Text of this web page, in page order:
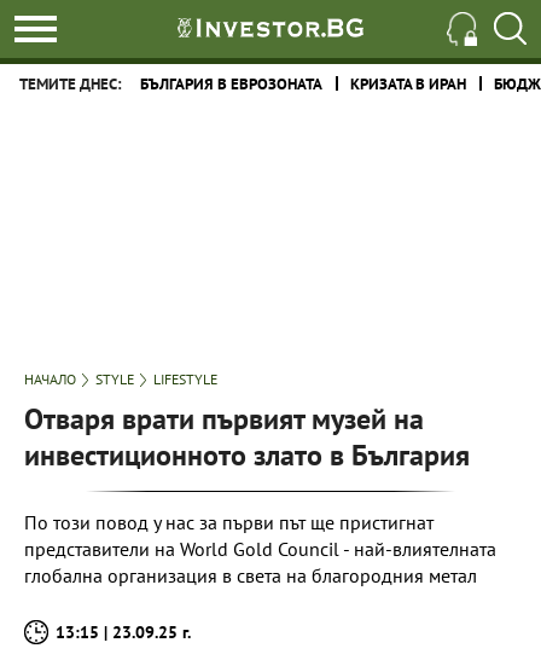
ТЕМИТЕ ДНЕС: БЪЛГАРИЯ В ЕВРОЗОНАТА КРИЗАТА В ИРАН
НАЧАЛО STYLE LIFESTYLE
Отваря врати първият музей на
инвестиционното злато в България
По този повод у нас за първи път ще пристигнат
представители на World Gold Council - най-влиятелната
глобална организация в света на благородния метал
13:15 | 23.09.25 г.